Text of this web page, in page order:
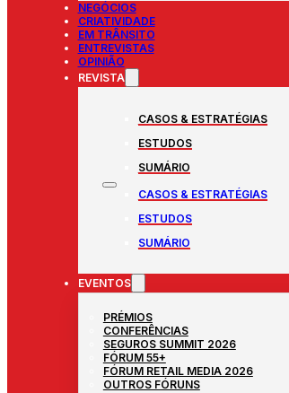
NEGÓCIOS
CRIATIVIDADE
EM TRÂNSITO
ENTREVISTAS
OPINIÃO
REVISTA
CASOS & ESTRATÉGIAS
ESTUDOS
SUMÁRIO
CASOS & ESTRATÉGIAS
ESTUDOS
SUMÁRIO
EVENTOS
PRÉMIOS
CONFERÊNCIAS
SEGUROS SUMMIT 2026
FÓRUM 55+
FÓRUM RETAIL MEDIA 2026
OUTROS FÓRUNS